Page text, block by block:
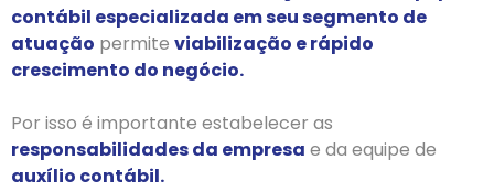
contábil especializada em seu segmento de
atuação permite viabilização e rápido
crescimento do negócio.
Por isso é importante estabelecer as
responsabilidades da empresa e da equipe de
auxílio contábil.